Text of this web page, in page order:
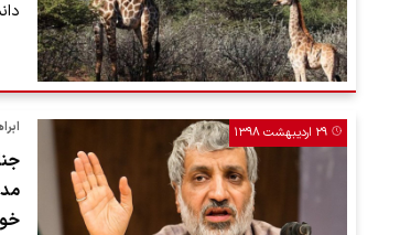
۲۹ اردیبهشت ۱۳۹۸